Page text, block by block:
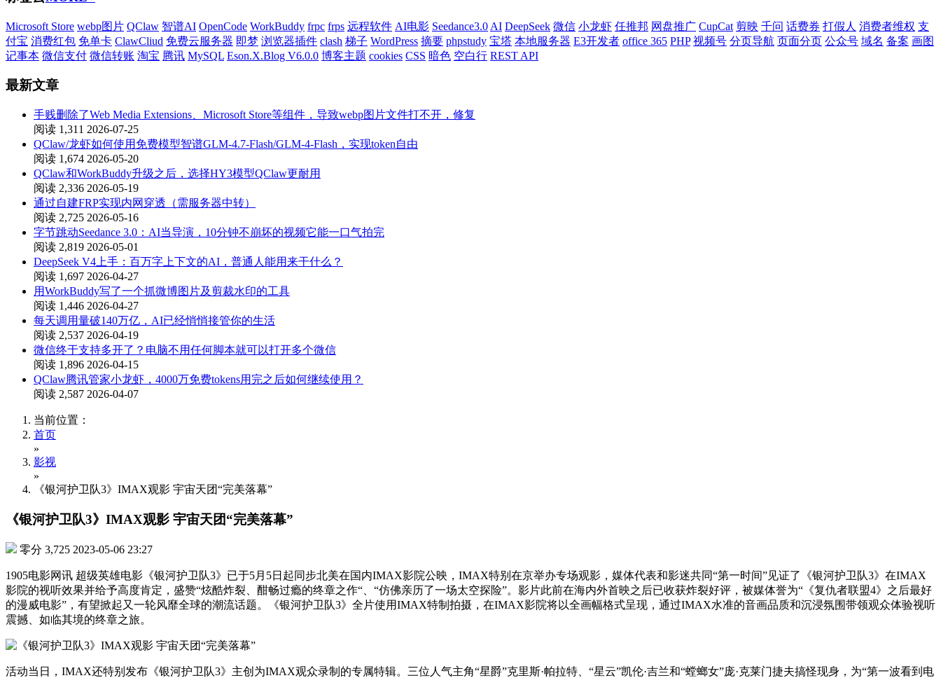
Microsoft Store webp图片 QClaw 智谱AI OpenCode WorkBuddy frpc frps 远程软件 AI电影 Seedance3.0 AI DeepSeek 微信 小龙虾 任推邦 网盘推广 CupCat 剪映 千问 话费券 打假人 消费者维权 支
付宝 消费红包 免单卡 ClawCliud 免费云服务器 即梦 浏览器插件 clash 梯子 WordPress 摘要 phpstudy 宝塔 本地服务器 E3开发者 office 365 PHP 视频号 分页导航 页面分页 公众号 域名 备案 画图
记事本 微信支付 微信转账 淘宝 腾讯 MySQL Eson.X.Blog V6.0.0 博客主题 cookies CSS 暗色 空白行 REST API
最新文章
手贱删除了Web Media Extensions、Microsoft Store等组件，导致webp图片文件打不开，修复
阅读 1,311 2026-07-25
QClaw/龙虾如何使用免费模型智谱GLM-4.7-Flash/GLM-4-Flash，实现token自由
阅读 1,674 2026-05-20
QClaw和WorkBuddy升级之后，选择HY3模型QClaw更耐用
阅读 2,336 2026-05-19
通过自建FRP实现内网穿透（需服务器中转）
阅读 2,725 2026-05-16
字节跳动Seedance 3.0：AI当导演，10分钟不崩坏的视频它能一口气拍完
阅读 2,819 2026-05-01
DeepSeek V4上手：百万字上下文的AI，普通人能用来干什么？
阅读 1,697 2026-04-27
用WorkBuddy写了一个抓微博图片及剪裁水印的工具
阅读 1,446 2026-04-27
每天调用量破140万亿，AI已经悄悄接管你的生活
阅读 2,537 2026-04-19
微信终于支持多开了？电脑不用任何脚本就可以打开多个微信
阅读 1,896 2026-04-15
QClaw腾讯管家小龙虾，4000万免费tokens用完之后如何继续使用？
阅读 2,587 2026-04-07
当前位置：
首页
»
影视
»
《银河护卫队3》IMAX观影 宇宙天团“完美落幕”
《银河护卫队3》IMAX观影 宇宙天团“完美落幕”
零分 3,725 2023-05-06 23:27
1905电影网讯 超级英雄电影《银河护卫队3》已于5月5日起同步北美在国内IMAX影院公映，IMAX特别在京举办专场观影，媒体代表和影迷共同“第一时间”见证了《银河护卫队3》在IMAX
影院的视听效果并给予高度肯定，盛赞“炫酷炸裂、酣畅过瘾的终章之作“、“仿佛亲历了一场太空探险”。影片此前在海内外首映之后已收获炸裂好评，被媒体誉为“《复仇者联盟4》之后最好
的漫威电影”，有望掀起又一轮风靡全球的潮流话题。《银河护卫队3》全片使用IMAX特制拍摄，在IMAX影院将以全画幅格式呈现，通过IMAX水准的音画品质和沉浸氛围带领观众体验视听
震撼、如临其境的终章之旅。
活动当日，IMAX还特别发布《银河护卫队3》主创为IMAX观众录制的专属特辑。三位人气主角“星爵”克里斯·帕拉特、“星云”凯伦·吉兰和“螳螂女”庞·克莱门捷夫搞怪现身，为“第一波看到电